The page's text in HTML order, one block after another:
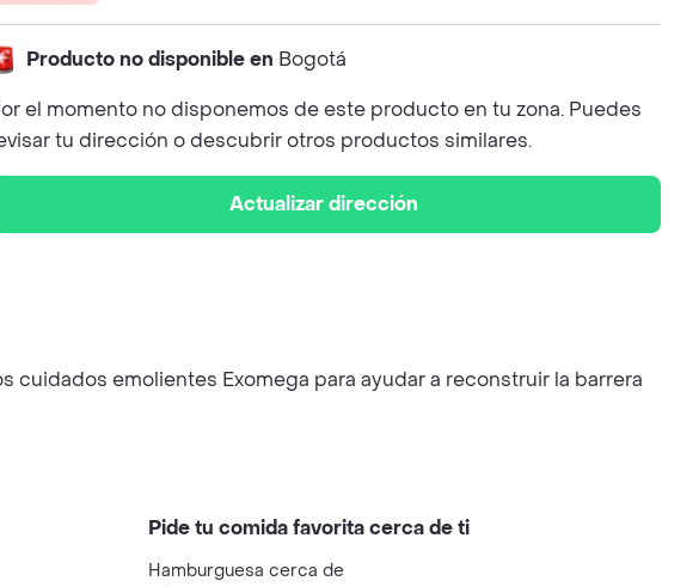
Producto no disponible en Bogotá
el momento no disponemos de este producto en tu zona. Puedes
tu dirección o descubrir otros productos similares.
Actualizar dirección
emolientes Exomega para ayudar a reconstruir la barrera
Pide tu comida favorita cerca de ti
Hamburguesa cerca de